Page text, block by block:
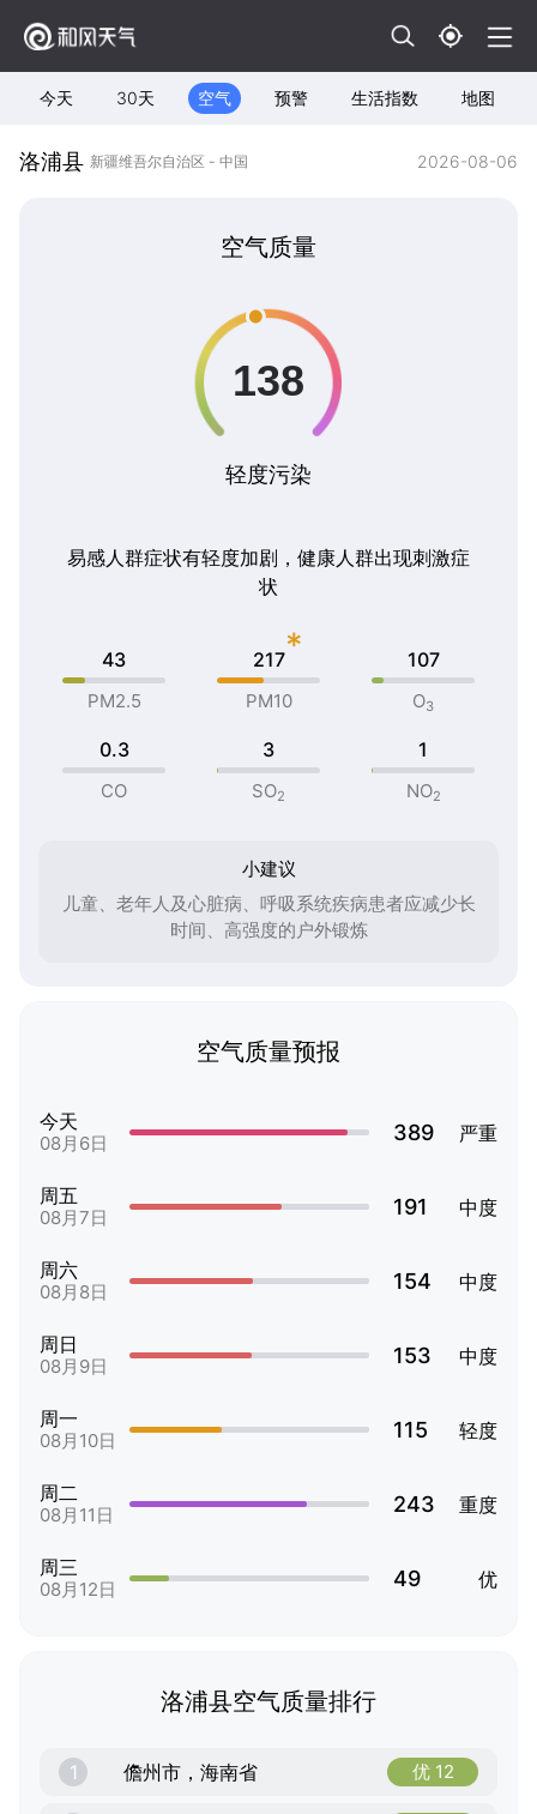
今天 30天 空气 预警 生活指数 地图
洛浦县 新疆维吾尔自治区 - 中国 2026-08-06
空气质量
轻度污染
易感人群症状有轻度加剧，健康人群出现刺激症
状
43
PM2.5
217*
PM10
107
O3
0.3
CO
3
SO2
1
NO2
小建议
儿童、老年人及心脏病、呼吸系统疾病患者应减少长
时间、高强度的户外锻炼
空气质量预报
今天
08月6日 389 严重
周五
08月7日 191 中度
周六
08月8日 154 中度
周日
08月9日 153 中度
周一
08月10日 115 轻度
周二
08月11日 243 重度
周三
08月12日 49 优
洛浦县空气质量排行
1 儋州市，海南省 优 12